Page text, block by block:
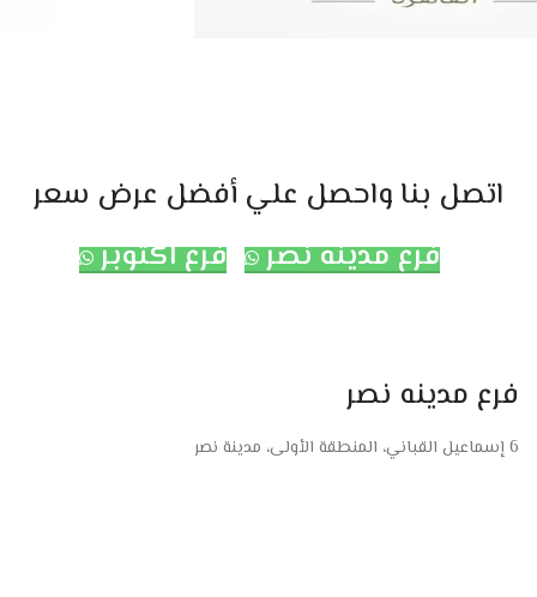
اتصل بنا واحصل علي أفضل عرض سعر
فرع مدينه نصر
فرع اكتوبر
فرع مدينه نصر
6 إسماعيل القباني، المنطقة الأولى، مدينة نصر